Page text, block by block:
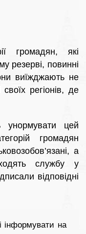
громадян, які
резерві, повинні
виїжджають не
регіонів, де
унормувати цей
громадян
а
службу у
відповідні
інформувати на